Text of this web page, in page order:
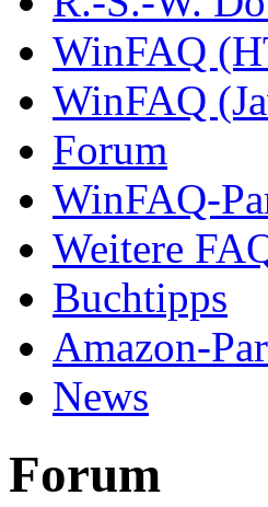
WinFAQ
WinFAQ
Forum
WinFAQ-
Weitere
Buchtipps
Amazon-
News
Forum